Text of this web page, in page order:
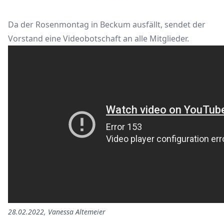
Da der Rosenmontag in Beckum ausfällt, sendet der
Vorstand eine Videobotschaft an alle Mitglieder.
28.02.2022, Vanessa Altemeier